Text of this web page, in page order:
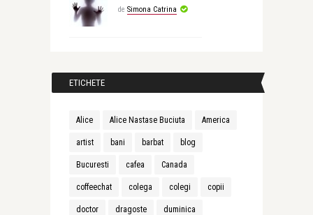
de Simona Catrina
ETICHETE
Alice Alice Nastase Buciuta America
artist bani barbat blog
Bucuresti cafea Canada
coffeechat colega colegi copii
doctor dragoste duminica